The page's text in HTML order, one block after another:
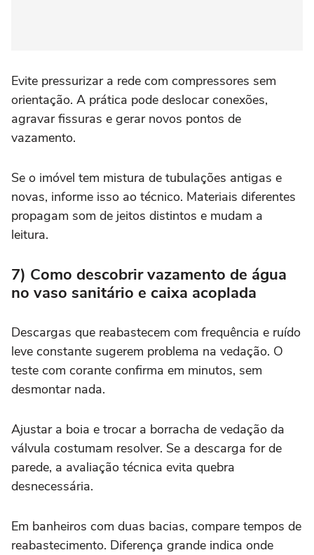
Evite pressurizar a rede com compressores sem
orientação. A prática pode deslocar conexões,
agravar fissuras e gerar novos pontos de
vazamento.
Se o imóvel tem mistura de tubulações antigas e
novas, informe isso ao técnico. Materiais diferentes
propagam som de jeitos distintos e mudam a
leitura.
7) Como descobrir vazamento de água
no vaso sanitário e caixa acoplada
Descargas que reabastecem com frequência e ruído
leve constante sugerem problema na vedação. O
teste com corante confirma em minutos, sem
desmontar nada.
Ajustar a boia e trocar a borracha de vedação da
válvula costumam resolver. Se a descarga for de
parede, a avaliação técnica evita quebra
desnecessária.
Em banheiros com duas bacias, compare tempos de
reabastecimento. Diferença grande indica onde